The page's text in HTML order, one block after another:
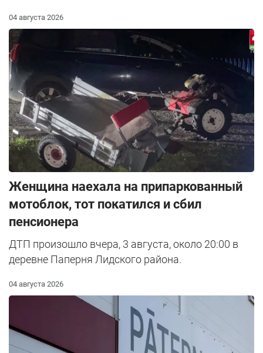
04 августа 2026
Женщина наехала на припаркованный
мотоблок, тот покатился и сбил
пенсионера
ДТП произошло вчера, 3 августа, около 20:00 в
деревне Паперня Лидского района.
04 августа 2026